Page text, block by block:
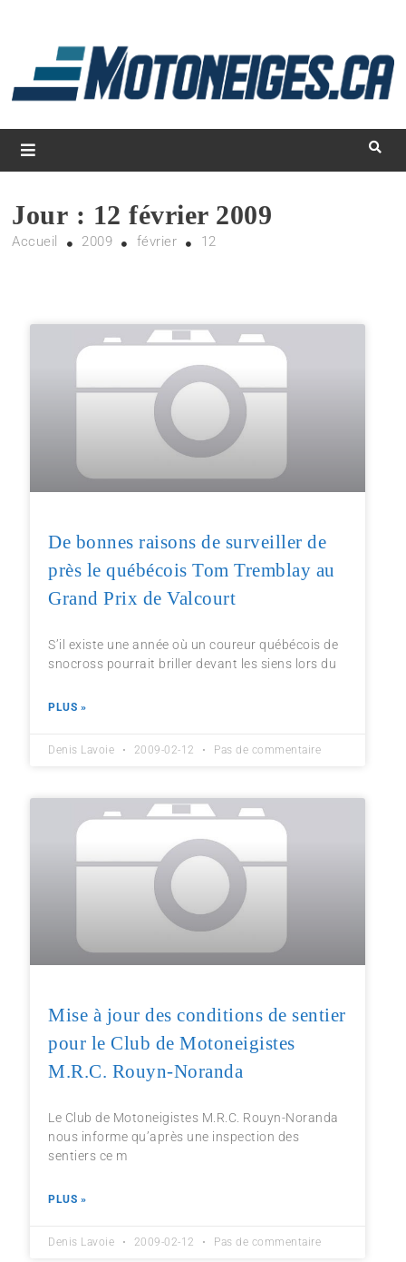
Magazine Motoneiges.ca
Jour : 12 février 2009
Accueil 2009 février 12
De bonnes raisons de surveiller de
près le québécois Tom Tremblay au
Grand Prix de Valcourt
S’il existe une année où un coureur québécois de
snocross pourrait briller devant les siens lors du
PLUS »
Denis Lavoie 2009-02-12 Pas de commentaire
Mise à jour des conditions de sentier
pour le Club de Motoneigistes
M.R.C. Rouyn-Noranda
Le Club de Motoneigistes M.R.C. Rouyn-Noranda
nous informe qu’après une inspection des
sentiers ce m
PLUS »
Denis Lavoie 2009-02-12 Pas de commentaire